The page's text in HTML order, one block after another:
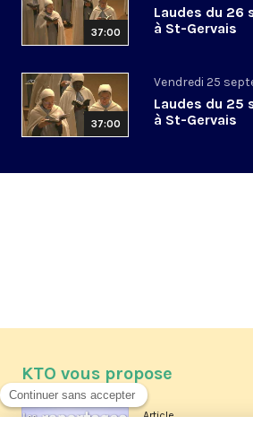
37:00
Laudes du 26
à St-Gervais
37:00
Vendredi 25
Laudes du 25
à St-Gervais
KTO vous propose
Article